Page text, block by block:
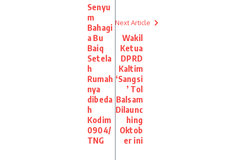
Senyu
m
Bahagi
a Bu
Baiq
Setela
h
Rumah
nya
dibeda
h
Kodim
0904/
TNG
Next Article
Wakil
Ketua
DPRD
Kaltim
‘Sangsi
’ Tol
Balsam
Dilaunc
hing
Oktob
er ini